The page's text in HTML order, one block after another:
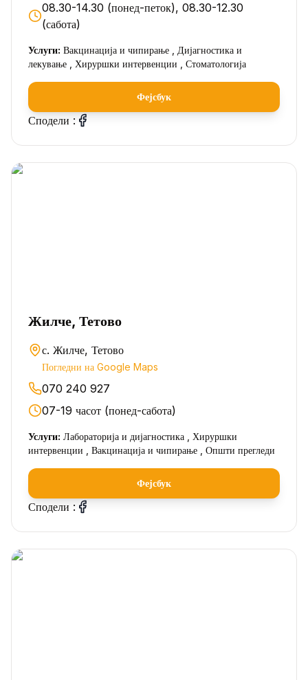
08.30-14.30 (понед-петок), 08.30-12.30
(сабота)
Услуги: Вакцинација и чипирање , Дијагностика и
лекување , Хируршки интервенции , Стоматологија
Фејсбук
Сподели :
Жилче, Тетово
с. Жилче, Тетово
Погледни на Google Maps
070 240 927
07-19 часот (понед-сабота)
Услуги: Лабораторија и дијагностика , Хируршки
интервенции , Вакцинација и чипирање , Општи прегледи
Фејсбук
Сподели :